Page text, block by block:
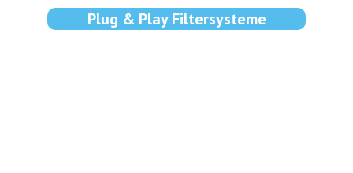
Plug & Play Filtersysteme